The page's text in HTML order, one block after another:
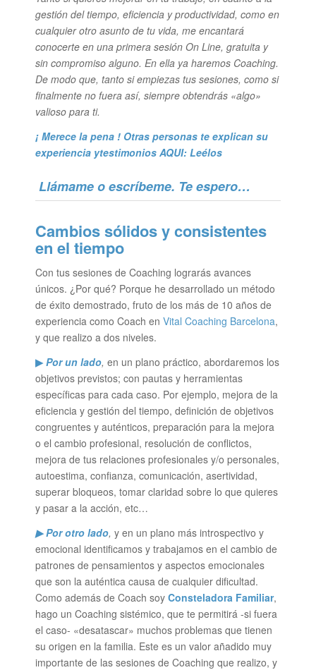
gestión del tiempo, eficiencia y productividad, como en
cualquier otro asunto de tu vida, me encantará
conocerte en una primera sesión On Line, gratuita y
sin compromiso alguno. En ella ya haremos Coaching.
De modo que, tanto si empiezas tus sesiones, como si
finalmente no fuera así, siempre obtendrás «algo»
valioso para ti.
¡ Merece la pena ! Otras personas te explican su
experiencia ytestimonios AQUI: Leélos
Llámame o escríbeme. Te espero…
Cambios sólidos y consistentes
en el tiempo
Con tus sesiones de Coaching lograrás avances
únicos. ¿Por qué? Porque he desarrollado un método
de éxito demostrado, fruto de los más de 10 años de
experiencia como Coach en Vital Coaching Barcelona,
y que realizo a dos niveles.
▶Por un lado, en un plano práctico, abordaremos los
objetivos previstos; con pautas y herramientas
específicas para cada caso. Por ejemplo, mejora de la
eficiencia y gestión del tiempo, definición de objetivos
congruentes y auténticos, preparación para la mejora
o el cambio profesional, resolución de conflictos,
mejora de tus relaciones profesionales y/o personales,
autoestima, confianza, comunicación, asertividad,
superar bloqueos, tomar claridad sobre lo que quieres
y pasar a la acción, etc…
▶ Por otro lado, y en un plano más introspectivo y
emocional identificamos y trabajamos en el cambio de
patrones de pensamientos y aspectos emocionales
que son la auténtica causa de cualquier dificultad.
Como además de Coach soy Consteladora Familiar,
hago un Coaching sistémico, que te permitirá -si fuera
el caso- «desatascar» muchos problemas que tienen
su origen en la familia. Este es un valor añadido muy
importante de las sesiones de Coaching que realizo, y